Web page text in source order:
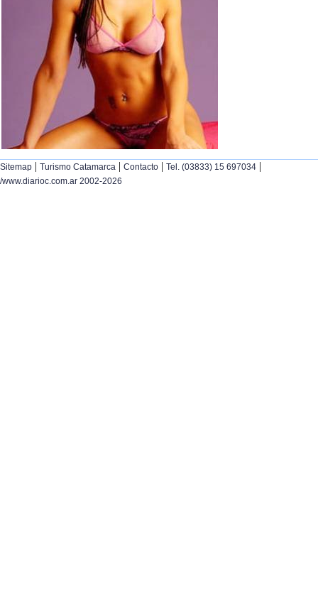
Sitemap | Turismo Catamarca | Contacto | Tel. (03833) 15 697034 |
/www.diarioc.com.ar 2002-2026